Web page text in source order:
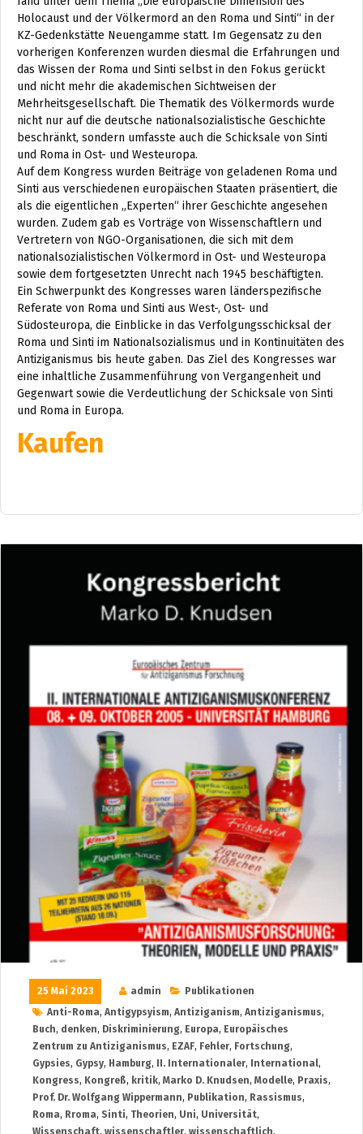
Holocaust und der Völkermord an den Roma und Sinti“ in der
KZ-Gedenkstätte Neuengamme statt. Im Gegensatz zu den
vorherigen Konferenzen wurden diesmal die Erfahrungen und
das Wissen der Roma und Sinti selbst in den Fokus gerückt
und nicht mehr die akademischen Sichtweisen der
Mehrheitsgesellschaft. Die Thematik des Völkermords wurde
nicht nur auf die deutsche nationalsozialistische Geschichte
beschränkt, sondern umfasste auch die Schicksale von Sinti
und Roma in Ost- und Westeuropa.
Auf dem Kongress wurden Beiträge von geladenen Roma und
Sinti aus verschiedenen europäischen Staaten präsentiert, die
als die eigentlichen „Experten“ ihrer Geschichte angesehen
wurden. Zudem gab es Vorträge von Wissenschaftlern und
Vertretern von NGO-Organisationen, die sich mit dem
nationalsozialistischen Völkermord in Ost- und Westeuropa
sowie dem fortgesetzten Unrecht nach 1945 beschäftigten.
Ein Schwerpunkt des Kongresses waren länderspezifische
Referate von Roma und Sinti aus West-, Ost- und
Südosteuropa, die Einblicke in das Verfolgungsschicksal der
Roma und Sinti im Nationalsozialismus und in Kontinuitäten des
Antiziganismus bis heute gaben. Das Ziel des Kongresses war
eine inhaltliche Zusammenführung von Vergangenheit und
Gegenwart sowie die Verdeutlichung der Schicksale von Sinti
und Roma in Europa.
Kaufen
25 Mai 2023 admin
Publikationen
Anti-Roma, Antigypsyism, Antiziganism, Antiziganismus,
Buch, denken, Diskriminierung, Europa, Europäisches
Zentrum zu Antiziganismus, EZAF, Fehler, Fortschung,
Gypsies, Gypsy, Hamburg, II. Internationaler, International,
Kongress, Kongreß, kritik, Marko D. Knudsen, Modelle, Praxis,
Prof. Dr. Wolfgang Wippermann, Publikation, Rassismus,
Roma, Rroma, Sinti, Theorien, Uni, Universität,